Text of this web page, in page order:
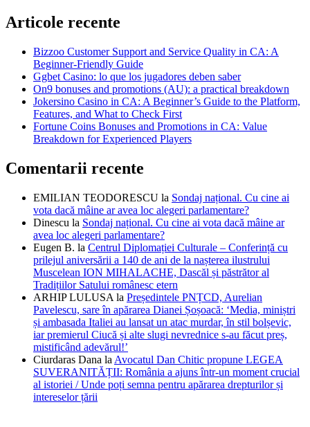
Articole recente
Bizzoo Customer Support and Service Quality in CA: A
Beginner-Friendly Guide
Ggbet Casino: lo que los jugadores deben saber
On9 bonuses and promotions (AU): a practical breakdown
Jokersino Casino in CA: A Beginner’s Guide to the Platform,
Features, and What to Check First
Fortune Coins Bonuses and Promotions in CA: Value
Breakdown for Experienced Players
Comentarii recente
EMILIAN TEODORESCU la Sondaj național. Cu cine ai
vota dacă mâine ar avea loc alegeri parlamentare?
Dinescu la Sondaj național. Cu cine ai vota dacă mâine ar
avea loc alegeri parlamentare?
Eugen B. la Centrul Diplomației Culturale – Conferință cu
prilejul aniversării a 140 de ani de la nașterea ilustrului
Muscelean ION MIHALACHE, Dascăl și păstrător al
Tradițiilor Satului românesc etern
ARHIP LULUSA la Președintele PNȚCD, Aurelian
Pavelescu, sare în apărarea Dianei Șoșoacă: ‘Media, miniștri
și ambasada Italiei au lansat un atac murdar, în stil bolșevic,
iar premierul Ciucă și alte slugi nevrednice s-au făcut preș,
mistificând adevărul!’
Ciurdaras Dana la Avocatul Dan Chitic propune LEGEA
SUVERANITĂȚII: România a ajuns într-un moment crucial
al istoriei / Unde poți semna pentru apărarea drepturilor și
intereselor țării